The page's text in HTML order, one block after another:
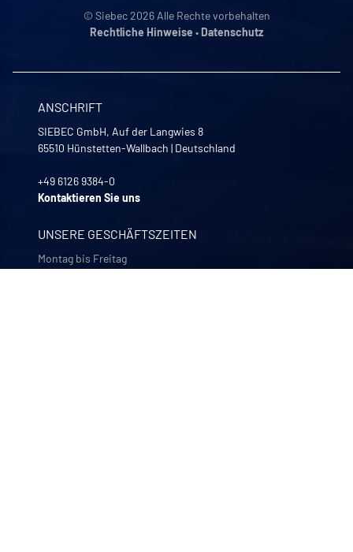
© Siebec 2026 Alle Rechte vorbehalten
Rechtliche Hinweise • Datenschutz
ANSCHRIFT
SIEBEC GmbH, Auf der Langwies 8
65510 Hünstetten-Wallbach | Deutschland
+49 6126 9384-0
Kontaktieren Sie uns
UNSERE GESCHÄFTSZEITEN
Montag bis Freitag